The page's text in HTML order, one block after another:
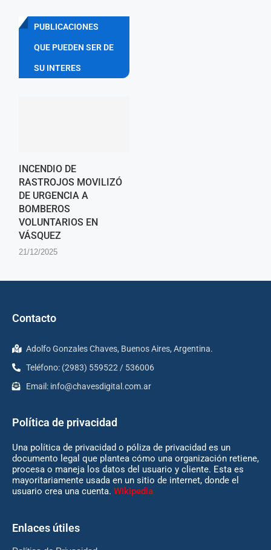
PUBLICACIONES
QUE PUEDEN SER DE
SU INTERES
INCENDIO DE
RASTROJOS MOVILIZÓ
DE URGENCIA A
BOMBEROS
VOLUNTARIOS EN
VÁSQUEZ
21/12/2025
Contacto
Adolfo Gonzales Chaves, Buenos Aires, Argentina.
Teléfono: (2983) 559522 / 536006
Email: info@chavesdigital.com.ar
Política de privacidad
Una política de privacidad o póliza de privacidad es un
documento legal que plantea cómo una organización retiene,
procesa o maneja los datos del usuario y cliente. Esta es
mayoritariamente usada en un sitio de internet, donde el
usuario crea una cuenta. Wikipedia
Enlaces útiles